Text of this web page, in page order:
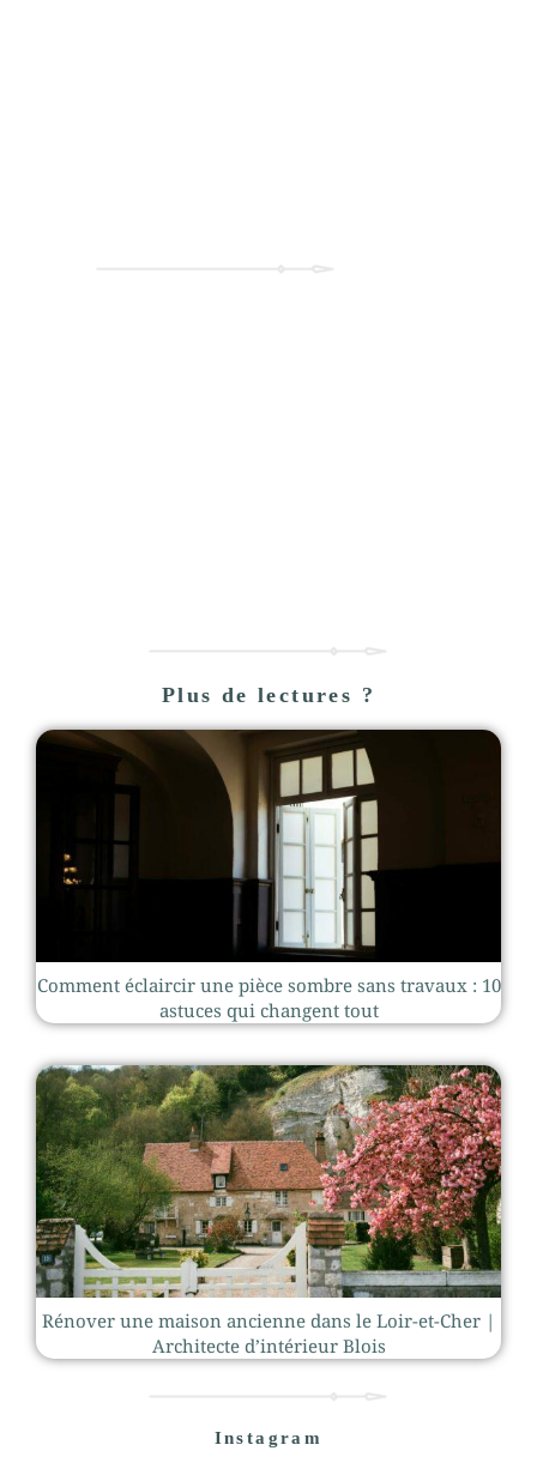
Plus de lectures ?
Comment éclaircir une pièce sombre sans travaux : 10
astuces qui changent tout
Rénover une maison ancienne dans le Loir-et-Cher |
Architecte d’intérieur Blois
Instagram